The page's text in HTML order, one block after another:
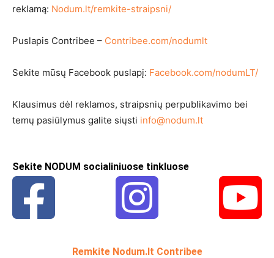
reklamą: Nodum.lt/remkite-straipsni/
Puslapis Contribee – Contribee.com/nodumlt
Sekite mūsų Facebook puslapį: Facebook.com/nodumLT/
Klausimus dėl reklamos, straipsnių perpublikavimo bei
temų pasiūlymus galite siųsti info@nodum.lt
Sekite NODUM socialiniuose tinkluose
Remkite Nodum.lt Contribee